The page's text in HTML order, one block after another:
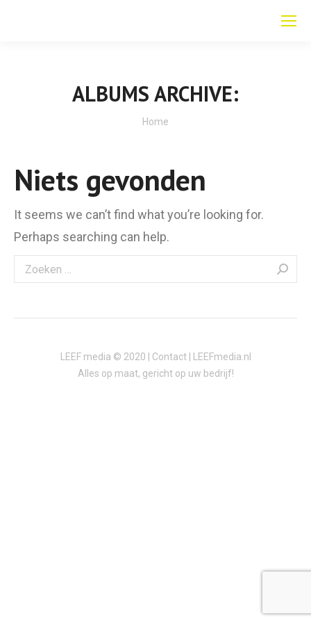
ALBUMS ARCHIVE:
Je bent hier:
Home
Niets gevonden
It seems we can’t find what you’re looking for.
Perhaps searching can help.
Search:
LEEF media © 2020 | Contact| LEEFmedia.nl
Alles op maat, gericht op uw bedrijf!